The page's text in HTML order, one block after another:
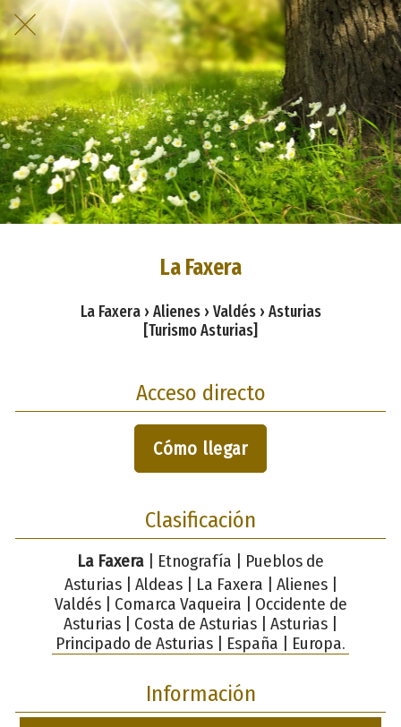
La Faxera
La Faxera › Alienes › Valdés › Asturias
[Turismo Asturias]
Acceso directo
Cómo llegar
Clasificación
La Faxera | Etnografía | Pueblos de
Asturias | Aldeas | La Faxera | Alienes |
Valdés | Comarca Vaqueira | Occidente de
Asturias | Costa de Asturias | Asturias |
Principado de Asturias | España | Europa.
Información